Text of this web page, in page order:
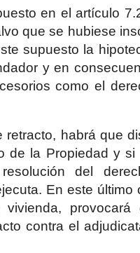
en el artículo
que se hubiese
supuesto la
y en
como el
habrá que
de la Propiedad y si
del
En este último
provocará
contra el